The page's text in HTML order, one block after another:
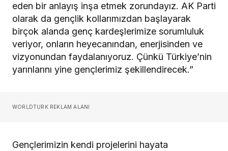
eden bir anlayış inşa etmek zorundayız. AK Parti
olarak da gençlik kollarımızdan başlayarak
birçok alanda genç kardeşlerimize sorumluluk
veriyor, onların heyecanından, enerjisinden ve
vizyonundan faydalanıyoruz. Çünkü Türkiye’nin
yarınlarını yine gençlerimiz şekillendirecek.”
WORLDTURK REKLAM ALANI
Gençlerimizin kendi projelerini hayata